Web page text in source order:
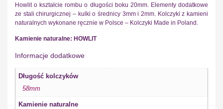
Howlit o kształcie rombu o długości boku 20mm. Elementy dodatkowe
ze stali chirurgicznej – kulki o średnicy 3mm i 2mm. Kolczyki z kamieni
naturalnych wykonane ręcznie w Polsce – Kolczyki Made in Poland.
Kamienie naturalne: HOWLIT
Informacje dodatkowe
Długość kolczyków
58mm
Kamienie naturalne